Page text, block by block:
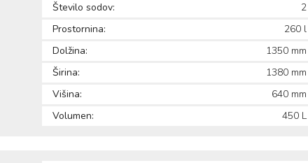
Število sodov:
2
Prostornina:
260 l
Dolžina:
1350 mm
Širina:
1380 mm
Višina:
640 mm
Volumen:
450 L